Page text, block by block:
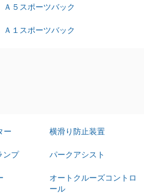
Ａ５スポーツバック
Ａ１スポーツバック
ー 横滑り防止装置
ンプ パークアシスト
オートクルーズコントロ
ール